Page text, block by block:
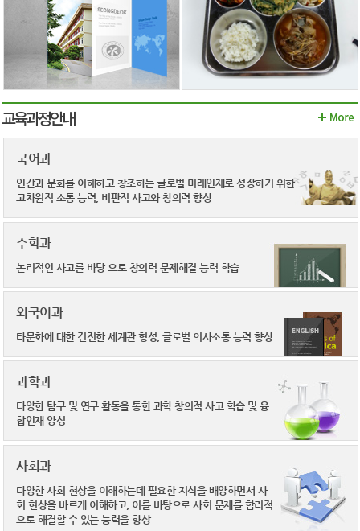
교육과정안내
국어과
인간과 문화를 이해하고 창조하는 글로벌 미래인재로 성장하기 위한
고차원적 소통 능력, 비판적 사고와 창의력 향상
수학과
논리적인 사고를 바탕 으로 창의력 문제해결능력 학습
외국어과
타문화에 대한 건전한세계관 형성, 글로벌의사소통 능력 향상
과학과
다양한 탐구 및 연구활동을 통한 과학 창의적사고 학습 및 융
합인재 양성
사회과
다양한 사회 현상을 이해하는데 필요한 지식을 배양하면서 사
회 현상을 바르게 이해하고, 이를 바탕으로 사회 문제를 합리적
으로 해결할 수 있는 능력을 향상